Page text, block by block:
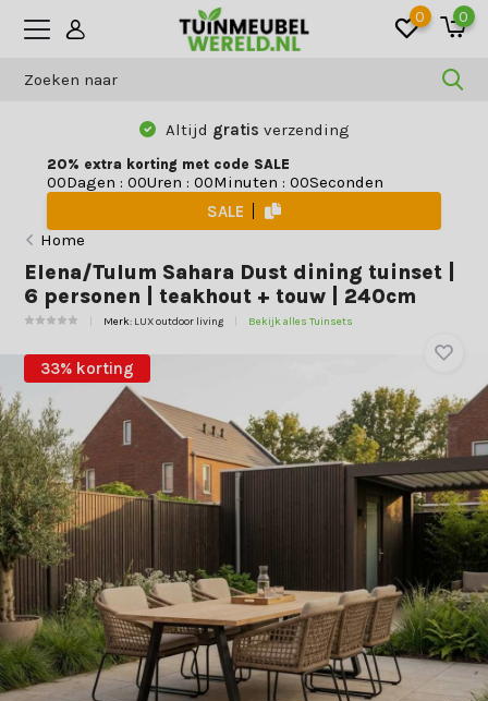
0 0
Altijd gratis verzending
20% extra korting met code SALE
00Dagen : 00Uren : 00Minuten : 00Seconden
SALE
Home
Elena/Tulum Sahara Dust dining tuinset |
6 personen | teakhout + touw | 240cm
Merk: LUX outdoor living Bekijk alles Tuinsets
33% korting